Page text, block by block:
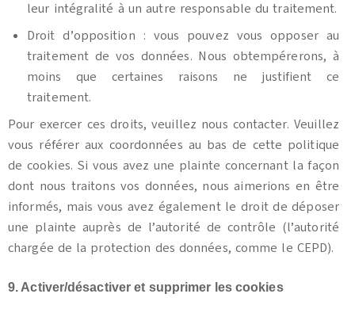
leur intégralité à un autre responsable du traitement.
Droit d’opposition : vous pouvez vous opposer au
traitement de vos données. Nous obtempérerons, à
moins que certaines raisons ne justifient ce
traitement.
Pour exercer ces droits, veuillez nous contacter. Veuillez
vous référer aux coordonnées au bas de cette politique
de cookies. Si vous avez une plainte concernant la façon
dont nous traitons vos données, nous aimerions en être
informés, mais vous avez également le droit de déposer
une plainte auprès de l’autorité de contrôle (l’autorité
chargée de la protection des données, comme le CEPD).
9. Activer/désactiver et supprimer les cookies